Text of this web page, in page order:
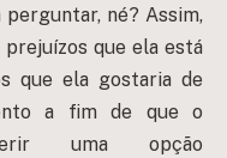
né? Assim,
que ela está
que ela gostaria de
a fim de que o
uma opção